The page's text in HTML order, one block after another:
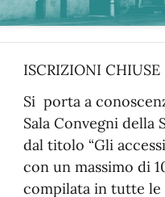
ISCRIZIONI CHIUSE
Si porta a
Sala Convegni della
dal titolo “Gli
con un massimo di
compilata in tutte le